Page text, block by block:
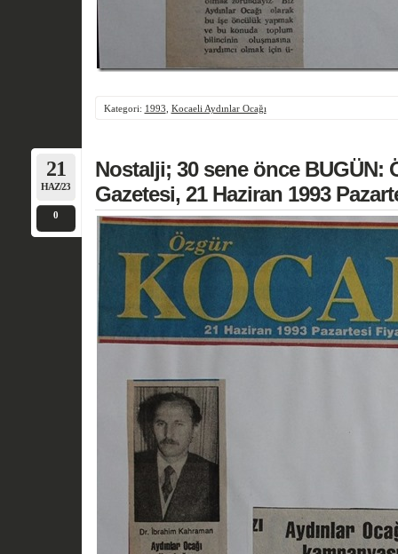
Kategori: 1993 Kocaeli Aydınlar Ocağı
21
HAZ/23
0
Nostalji; 30 sene önce BUGÜN:
Gazetesi, 21 Haziran 1993